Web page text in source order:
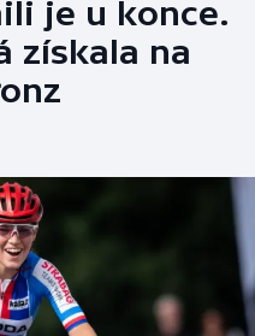
je u konce.
získala na